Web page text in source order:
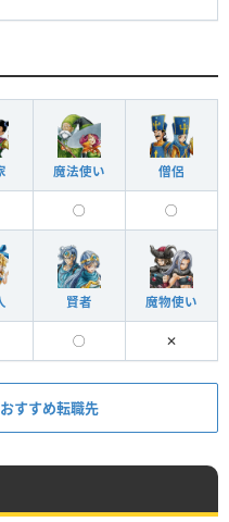
魔法使い 僧侶
◯ ◯
賢者 魔物使い
◯ ✕
すすめ転職先